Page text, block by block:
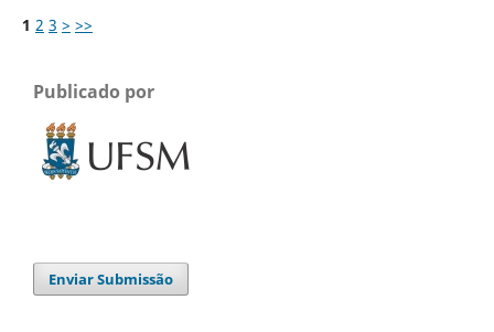
1 2 3 > >>
Publicado por
Enviar Submissão